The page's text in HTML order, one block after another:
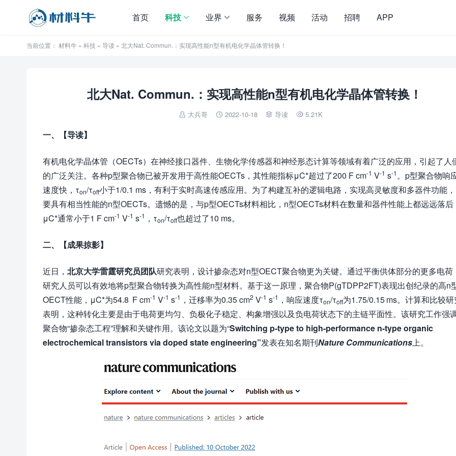
首页 科技 业界 服务 视频 活动 招聘 APP
当前位置： 材料牛 » 科技 » 导读 » 北大Nat. Commun.：实现高性能n型有机电化学晶体管转换！
北大Nat. Commun.：实现高性能n型有机电化学晶体管转换！
 大兵哥  2022-10-18  导读  5.21K
一、【导读】
有机电化学晶体管（OECTs）在神经接口器件、生物化学传感器和神经形态计算等领域有着广泛的应用，引起了人
的广泛关注。各种p型聚合物已被开发用于高性能OECTs，其性能指标μC*超过了200 F cm-1 V-1 s-1。p型聚合物响
速度快，τon/τoff小于1/0.1 ms，有利于实时高速传感应用。为了构建互补的逻辑电路，实现高灵敏度和多器件功能
要具有相当性能的n型OECTs。遗憾的是，与p型OECTs材料相比，n型OECTs材料在数量和器件性能上都远远落后
μC*通常小于1 F cm-1 V-1 s-1 ，τon/τoff也超过了10 ms。
二、【成果掠影】
近日， 北京大学雷霆研究员团队研究表明，设计掺杂态对n型OECT聚合物更为关键。通过平衡供体部分的更多电荷
研究人员可以有效地将p型聚合物转换为高性能n型材料。基于这一原理，聚合物P(gTDPP2FT)表现出创纪录的高n
OECT性能，μC*为54.8 F cm-1 V-1 s-1 ，迁移率为0.35 cm2 V-1 s-1 ，响应速度τon/τoff为1.75/0.15 ms。计算和比较
表明，这种转化主要是由于电荷更均匀、负极化子稳定、构象增强以及负电荷状态下的主链平面性。该研究工作强
聚合物“掺杂态工程”理解和关键作用。该论文以题为“Switching p-type to high-performance n-type organic
electrochemical transistors via doped state engineering”发表在知名期刊Nature Communications上。